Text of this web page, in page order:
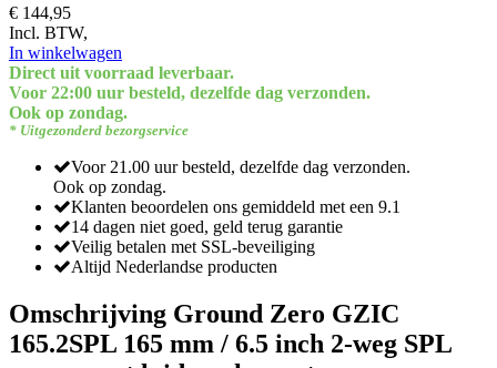
€ 144,95
Incl. BTW,
In winkelwagen
Direct uit voorraad leverbaar.
Voor 22:00 uur besteld, dezelfde dag verzonden.
Ook op zondag.
* Uitgezonderd bezorgservice
Voor 21.00 uur besteld, dezelfde dag verzonden.
Ook op zondag.
Klanten beoordelen ons gemiddeld met een 9.1
14 dagen niet goed, geld terug garantie
Veilig betalen met SSL-beveiliging
Altijd Nederlandse producten
Omschrijving Ground Zero GZIC
165.2SPL 165 mm / 6.5 inch 2-weg SPL